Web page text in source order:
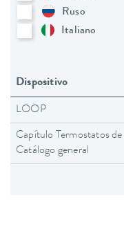
Ruso
Italiano
Dispositivo
LOOP
Capítulo Termostatos
Catálogo general